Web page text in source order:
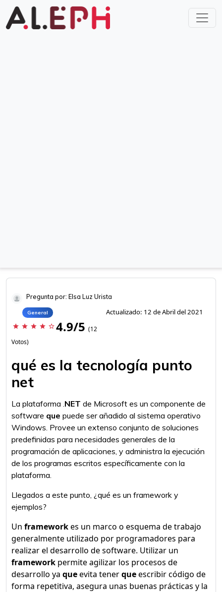
Pregunta por: Elsa Luz Urista
General Actualizado: 12 de Abril del 2021
star star star star star_border 4.9/5 (12
Votos)
qué es la tecnología punto
net
La plataforma .NET de Microsoft es un componente de
software que puede ser añadido al sistema operativo
Windows. Provee un extenso conjunto de soluciones
predefinidas para necesidades generales de la
programación de aplicaciones, y administra la ejecución
de los programas escritos específicamente con la
plataforma.
Llegados a este punto, ¿qué es un framework y
ejemplos?
Un frameworkes un marco o esquema de trabajo
generalmente utilizado por programadores para
realizar el desarrollo de software. Utilizar un
framework permite agilizar los procesos de
desarrollo ya queevita tenerqueescribir código de
forma repetitiva, asegura unas buenas prácticas y la